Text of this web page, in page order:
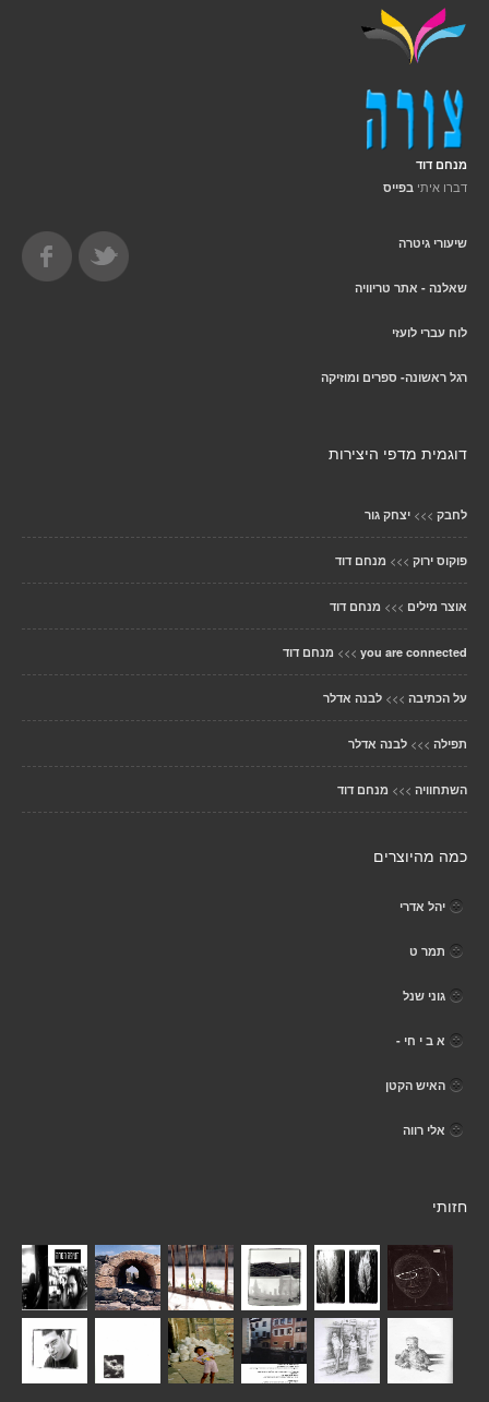
מנחם דוד
דברו איתי בפייס
שיעורי גיטרה
שאלנה - אתר טריוויה
לוח עברי לועזי
רגל ראשונה- ספרים ומוזיקה
דוגמית מדפי היצירות
לחבק >>> יצחק גור
פוקוס ירוק >>> מנחם דוד
אוצר מילים >>> מנחם דוד
you are connected
>>> מנחם דוד
על הכתיבה >>> לבנה אדלר
תפילה >>> לבנה אדלר
השתחוויה >>> מנחם דוד
כמה מהיוצרים
יהל אדרי
תמר ט
גוני שנל
א ב י חי -
האיש הקטן
אלי רווה
חזותי